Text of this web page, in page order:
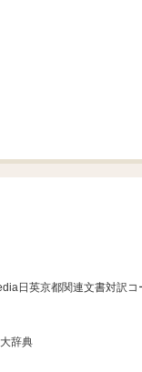
日英京都関連文書対訳コ
辞典